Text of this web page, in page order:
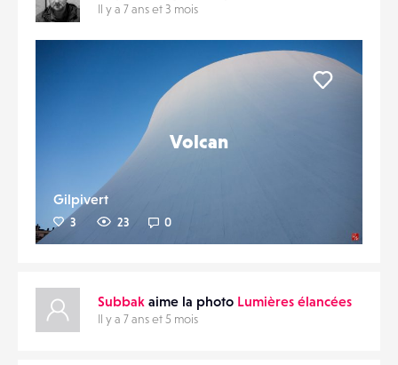
Il y a 7 ans et 3 mois
Volcan
Gilpivert
3 23 0
Subbak aime la photo Lumières élancées
Il y a 7 ans et 5 mois